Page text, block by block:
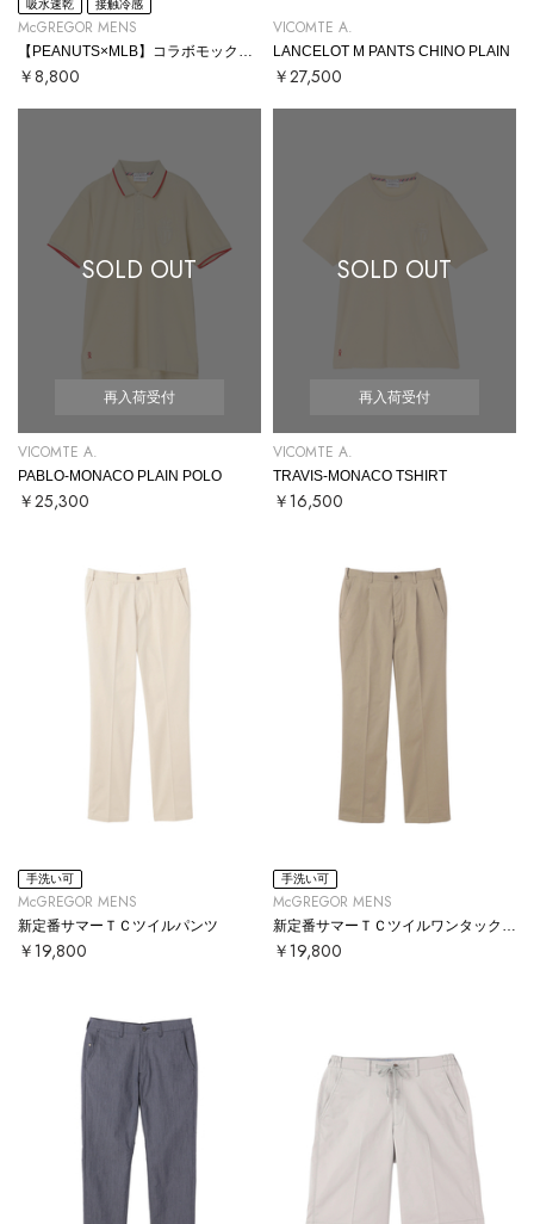
吸水速乾 接触冷感
McGREGOR MENS
￥8,800
VICOMTE A.
LANCELOT M PANTS CHINO PLAIN
￥27,500
SOLD OUT
再入荷受付
VICOMTE A.
PABLO-MONACO PLAIN POLO
￥25,300
SOLD OUT
再入荷受付
VICOMTE A.
TRAVIS-MONACO TSHIRT
￥16,500
手洗い可
McGREGOR MENS
新定番サマーＴＣツイルパンツ
￥19,800
手洗い可
McGREGOR MENS
￥19,800